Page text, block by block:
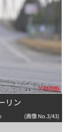
リン
(画像 No.3/43)